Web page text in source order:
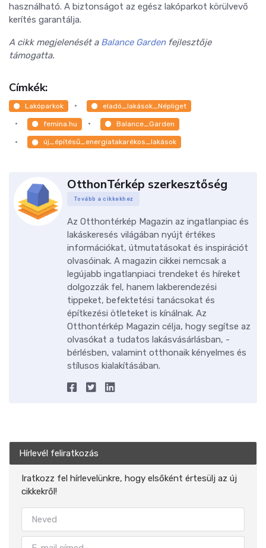
használható. A biztonságot az egész lakóparkot körülvevő
kerítés garantálja.
A cikk megjelenését a Balance Garden fejlesztője
támogatta.
Címkék:
Lakóparkok eladó_lakások_Népliget
femina.hu Balance_Garden
új_építésű_energiatakarékos_lakások
OtthonTérkép szerkesztőség
Tovább a cikkekhez
Az Otthontérkép Magazin az ingatlanpiac és
lakáskeresés világában nyújt értékes
információkat, útmutatásokat és inspirációt
olvasóinak. A magazin cikkei nemcsak a
legújabb ingatlanpiaci trendeket és híreket
dolgozzák fel, hanem lakberendezési
tippeket, befektetési tanácsokat és
építkezési ötleteket is kínálnak. Az
Otthontérkép Magazin célja, hogy segítse az
olvasókat a tudatos lakásvásárlásban, -
bérlésben, valamint otthonaik kényelmes és
stílusos kialakításában.
Hírlevél feliratkozás
Iratkozz fel hírlevelünkre, hogy elsőként értesülj az új
cikkekről!